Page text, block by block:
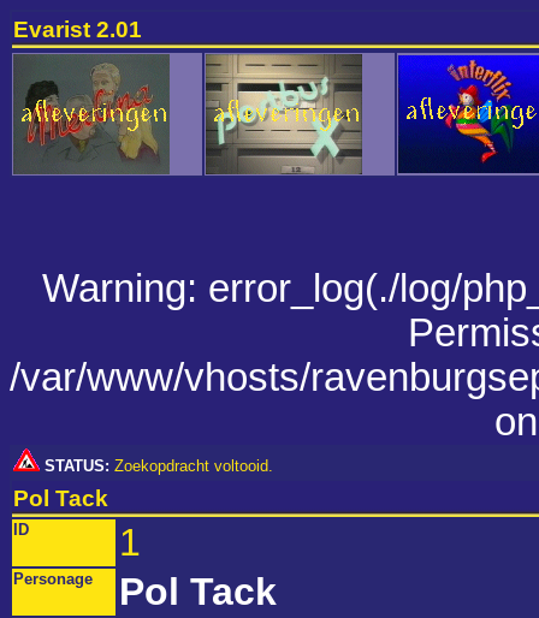
Evarist 2.01
Warning: error_log(./log/
/var/www/vhosts/
STATUS: Zoekopdracht voltooid.
Pol Tack
ID 1
Personage Pol Tack